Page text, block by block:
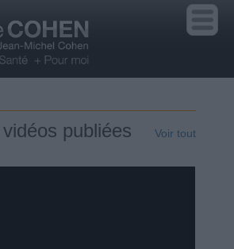
publiées Voir tout